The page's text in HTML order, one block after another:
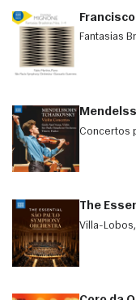
Fantasias
Concertos
The
Villa-